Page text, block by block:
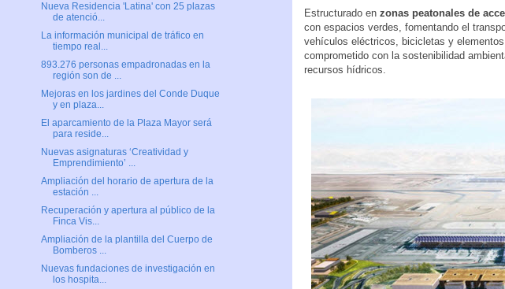
Estructurado en zonas peatonales de
con espacios verdes, fomentando el
vehículos eléctricos, bicicletas y
comprometido con la sostenibilidad
recursos hídricos.
Nueva Residencia 'Latina' con 25 plazas
de atenció...
La información municipal de tráfico en
tiempo real...
893.276 personas empadronadas en la
región son de ...
Mejoras en los jardines del Conde Duque
y en plaza...
El aparcamiento de la Plaza Mayor será
para reside...
Nuevas asignaturas ‘Creatividad y
Emprendimiento’ ...
Ampliación del horario de apertura de la
estación ...
Recuperación y apertura al público de la
Finca Vis...
Ampliación de la plantilla del Cuerpo de
Bomberos ...
Nuevas fundaciones de investigación en
los hospita...